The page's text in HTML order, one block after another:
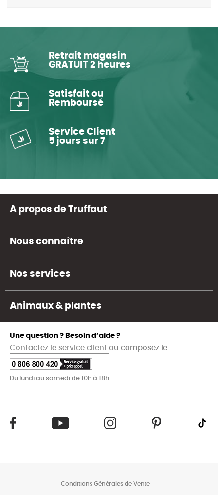
Retrait magasin
GRATUIT 2 heures
Satisfait ou
Remboursé
Service Client
5 jours sur 7
A propos de Truffaut
Nous connaître
Nos services
Animaux & plantes
Une question ? Besoin d’aide ?
Contactez le service client ou composez le
Du lundi au samedi de 10h à 18h.
Conditions Générales de Vente